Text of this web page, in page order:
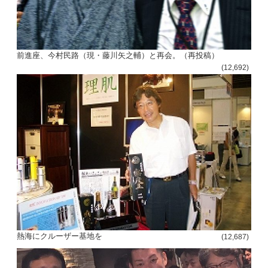
前進座、今村民路（現・藤川矢之輔）と再会。（再投稿）
(12,692)
熱海にクルーザー基地を (12,687)